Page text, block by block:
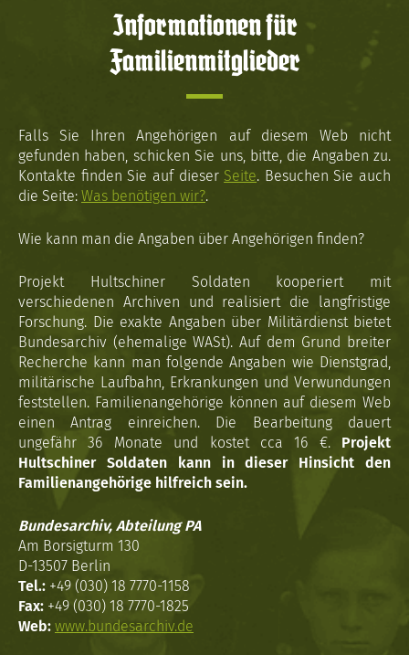
Informationen für
Familienmitglieder
Falls Sie Ihren Angehörigen auf diesem Web nicht
gefunden haben, schicken Sie uns, bitte, die Angaben zu.
Kontakte finden Sie auf dieser Seite. Besuchen Sie auch
die Seite: Was benötigen wir?.
Wie kann man die Angaben über Angehörigen finden?
Projekt Hultschiner Soldaten kooperiert mit
verschiedenen Archiven und realisiert die langfristige
Forschung. Die exakte Angaben über Militärdienst bietet
Bundesarchiv (ehemalige WASt). Auf dem Grund breiter
Recherche kann man folgende Angaben wie Dienstgrad,
militärische Laufbahn, Erkrankungen und Verwundungen
feststellen. Familienangehörige können auf diesem Web
einen Antrag einreichen. Die Bearbeitung dauert
ungefähr 36 Monate und kostet cca 16 €. Projekt
Hultschiner Soldaten kann in dieser Hinsicht den
Familienangehörige hilfreich sein.
Bundesarchiv, Abteilung PA
Am Borsigturm 130
D-13507 Berlin
Tel.: +49 (030) 18 7770-1158
Fax: +49 (030) 18 7770-1825
Web: www.bundesarchiv.de